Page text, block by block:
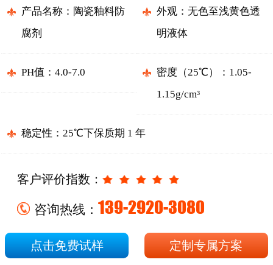
产品名称：陶瓷釉料防
腐剂
外观：无色至浅黄色透
明液体
PH值：4.0-7.0
密度（25℃）：1.05-
1.15g/cm³
稳定性：25℃下保质期 1 年
客户评价指数：
咨询热线： 139-2920-3080
点击免费试样 定制专属方案